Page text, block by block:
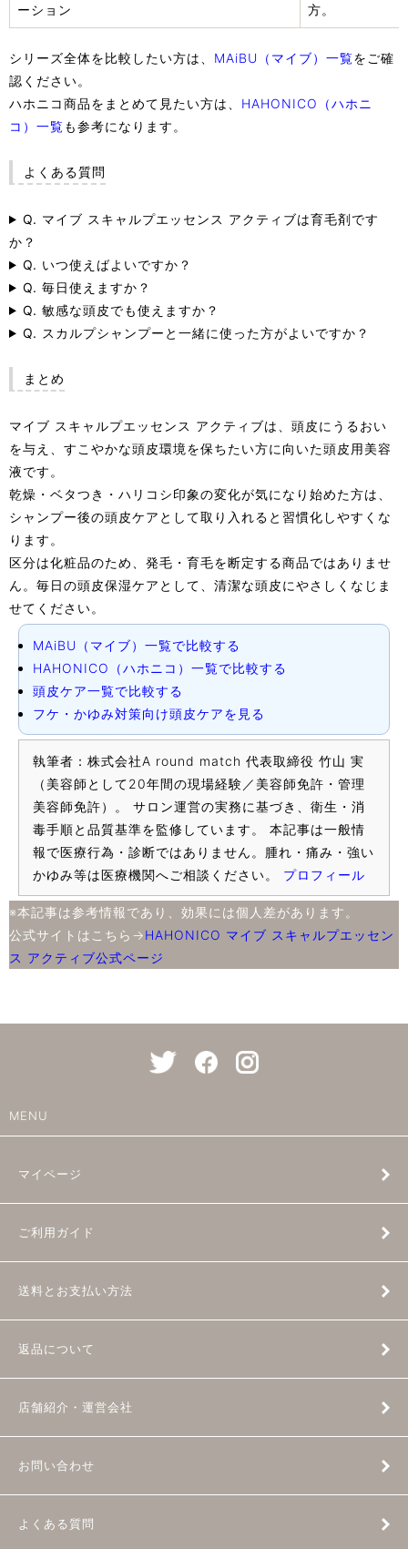
ーション
方。
シリーズ全体を比較したい方は、 MAiBU（マイブ）一覧をご確
認ください。
ハホニコ商品をまとめて見たい方は、 HAHONICO（ハホニ
コ）一覧も参考になります。
よくある質問
Q. マイブ スキャルプエッセンス アクティブは育毛剤です
か？
Q. いつ使えばよいですか？
Q. 毎日使えますか？
Q. 敏感な頭皮でも使えますか？
Q. スカルプシャンプーと一緒に使った方がよいですか？
まとめ
マイブ スキャルプエッセンス アクティブは、頭皮にうるおい
を与え、すこやかな頭皮環境を保ちたい方に向いた頭皮用美容
液です。
乾燥・ベタつき・ハリコシ印象の変化が気になり始めた方は、
シャンプー後の頭皮ケアとして取り入れると習慣化しやすくな
ります。
区分は化粧品のため、発毛・育毛を断定する商品ではありませ
ん。毎日の頭皮保湿ケアとして、清潔な頭皮にやさしくなじま
せてください。
MAiBU（マイブ）一覧で比較する
HAHONICO（ハホニコ）一覧で比較する
頭皮ケア一覧で比較する
フケ・かゆみ対策向け頭皮ケアを見る
執筆者：株式会社A round match 代表取締役 竹山 実
（美容師として20年間の現場経験／美容師免許・管理
美容師免許）。 サロン運営の実務に基づき、衛生・消
毒手順と品質基準を監修しています。 本記事は一般情
報で医療行為・診断ではありません。腫れ・痛み・強い
かゆみ等は医療機関へご相談ください。 プロフィール
※本記事は参考情報であり、効果には個人差があります。
公式サイトはこちら→HAHONICO マイブ スキャルプエッセン
ス アクティブ公式ページ
MENU
マイページ
ご利用ガイド
送料とお支払い方法
返品について
店舗紹介・運営会社
お問い合わせ
よくある質問